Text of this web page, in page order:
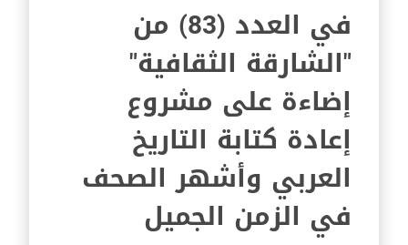
في العدد (83) من
"الشارقة الثقافية"
إضاءة على مشروع
إعادة كتابة التاريخ
العربي وأشهر الصحف
في الزمن الجميل